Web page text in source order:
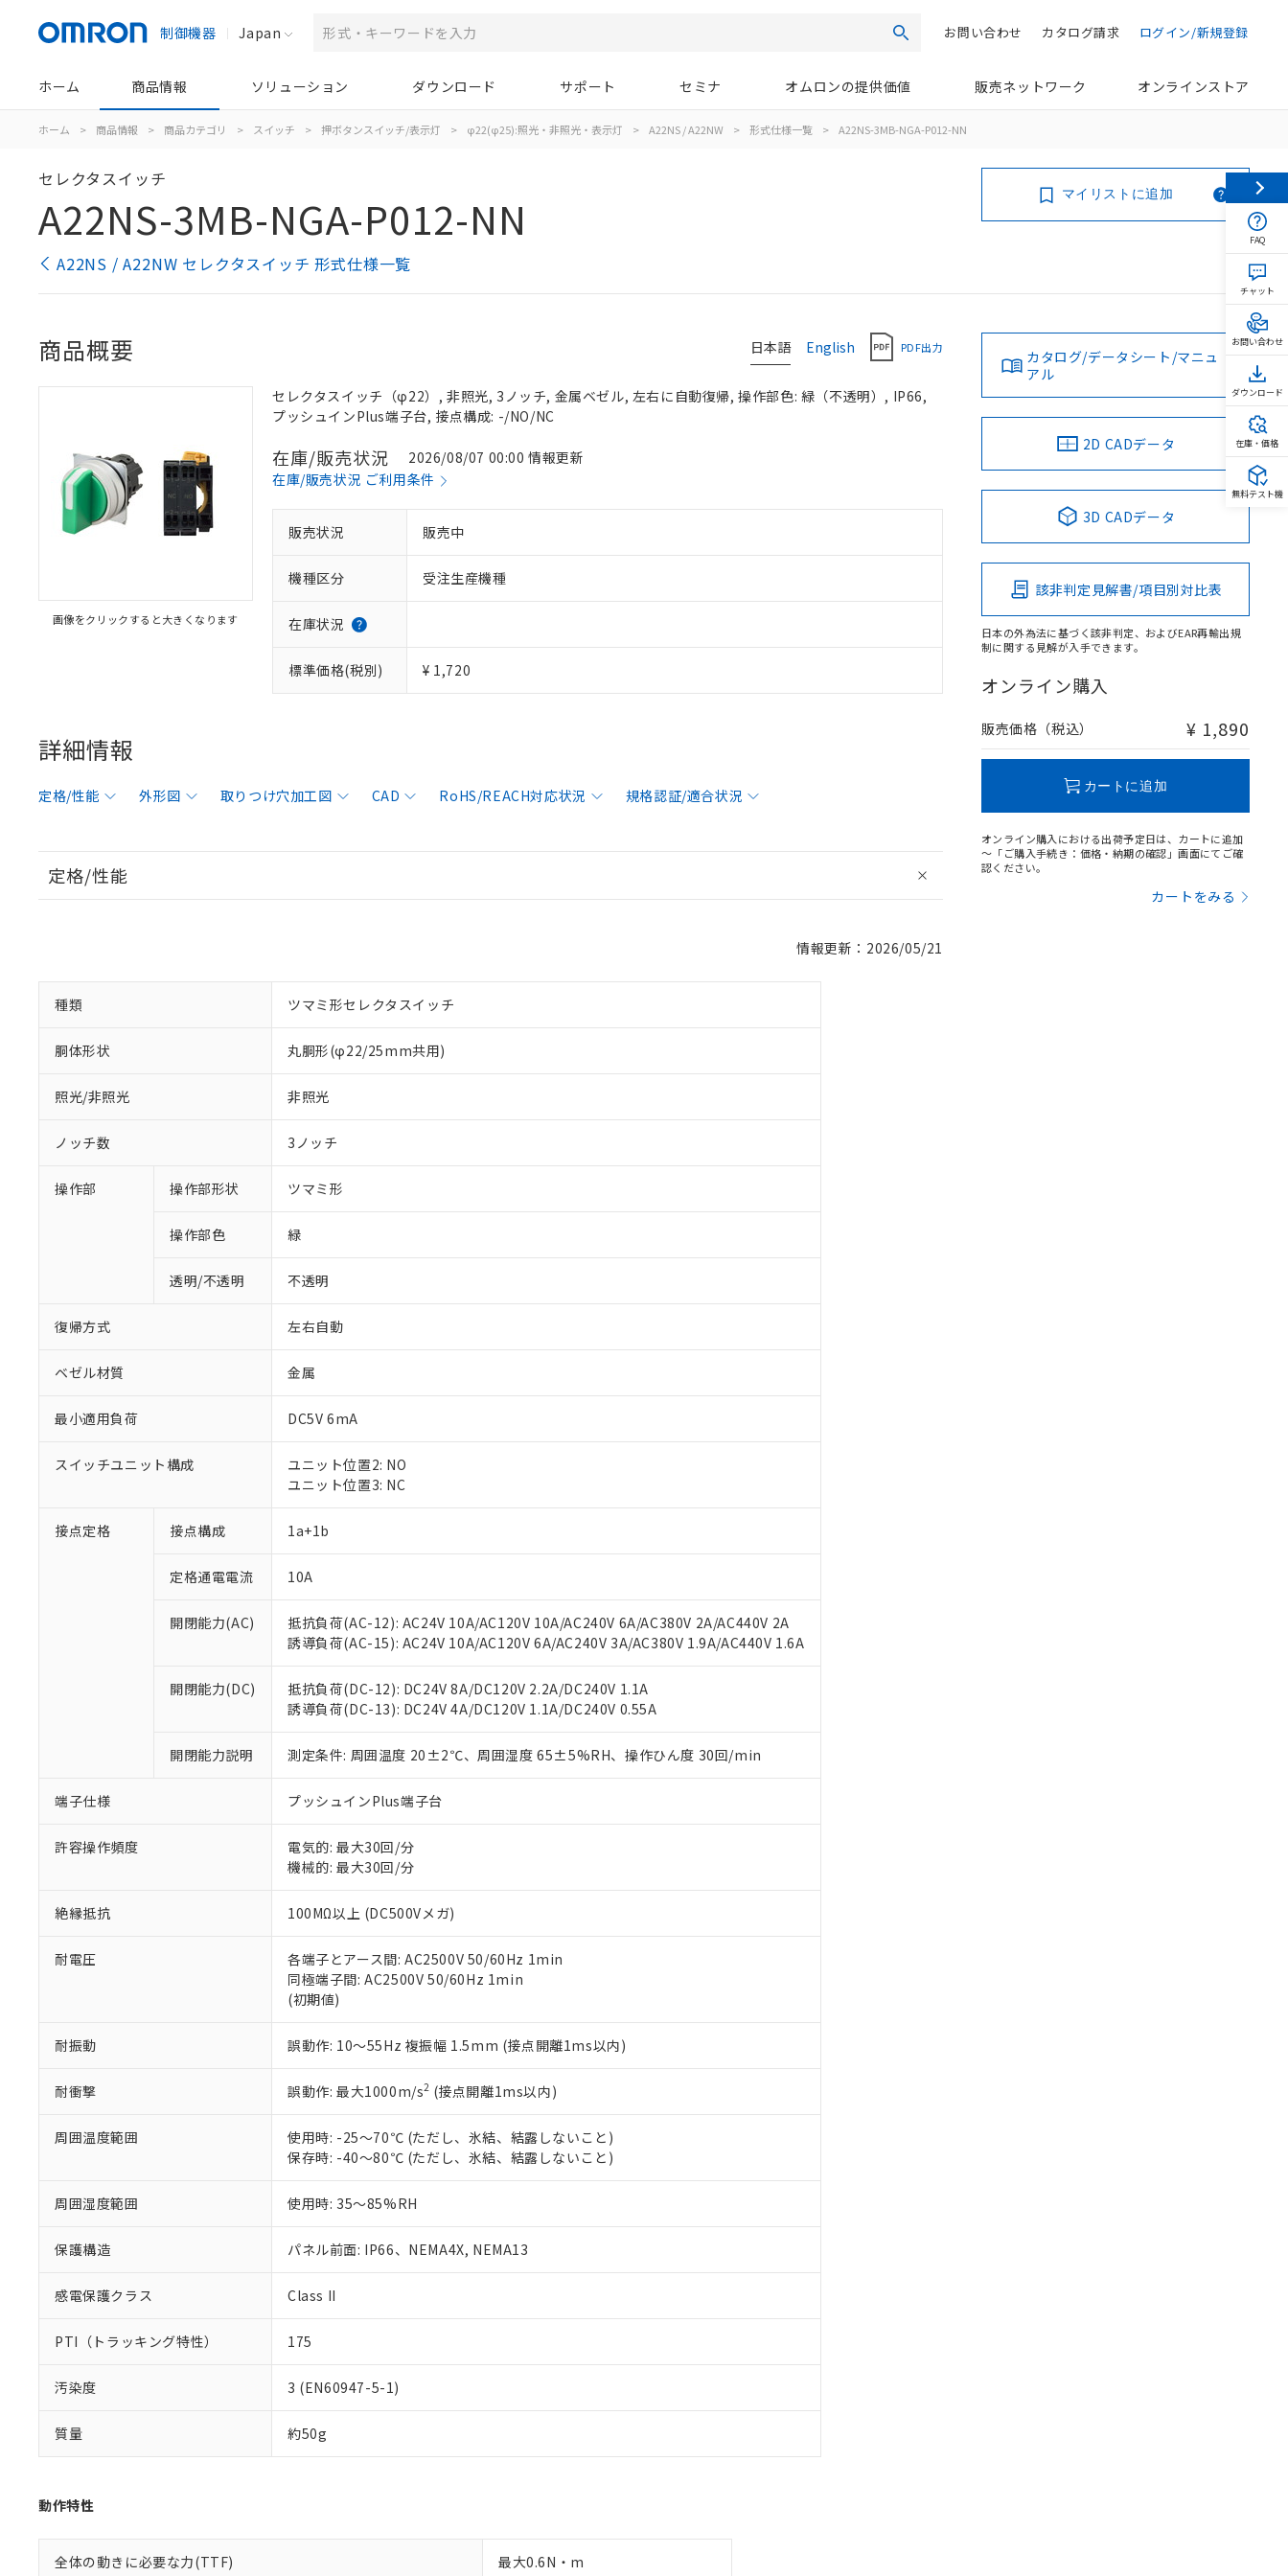
制御機器 Japan 検索 ログイン/新規登録
カタログ請求
お問い合わせ
ホーム 商品情報 ソリューション ダウンロード サポート セミナ オムロンの提供価値 販売ネットワーク オンラインストア
ホーム > 商品情報 > 商品カテゴリ > スイッチ > 押ボタンスイッチ/表示灯 > φ22(φ25):照光・非照光・表示灯 > A22NS / A22NW > 形式仕様一覧 > A22NS-3MB-NGA-P012-NN
セレクタスイッチ
A22NS-3MB-NGA-P012-NN
A22NS / A22NW セレクタスイッチ 形式仕様一覧
マイリストに追加
日本語 English PDF出力
商品概要
画像をクリックすると大きくなります
セレクタスイッチ（φ22）, 非照光, 3ノッチ, 金属ベゼル, 左右に自動復帰, 操作部色: 緑（不透明）, IP66,
プッシュインPlus端子台, 接点構成: -/NO/NC
在庫/販売状況
2026/08/07 00:00 情報更新
在庫/販売状況 ご利用条件
販売状況 販売中
機種区分 受注生産機種
在庫状況
標準価格(税別) ¥ 1,720
詳細情報
定格/性能 外形図 取りつけ穴加工図 CAD RoHS/REACH対応状況 規格認証/適合状況
定格/性能
情報更新：2026/05/21
種類 ツマミ形セレクタスイッチ
胴体形状 丸胴形(φ22/25mm共用)
照光/非照光 非照光
ノッチ数 3ノッチ
操作部 操作部形状 ツマミ形
操作部色 緑
透明/不透明 不透明
復帰方式 左右自動
ベゼル材質 金属
最小適用負荷 DC5V 6mA
スイッチユニット構成
ユニット位置2: NO
ユニット位置3: NC
接点定格 接点構成 1a+1b
定格通電電流 10A
開閉能力(AC)
抵抗負荷(AC-12): AC24V 10A/AC120V 10A/AC240V 6A/AC380V 2A/AC440V 2A
誘導負荷(AC-15): AC24V 10A/AC120V 6A/AC240V 3A/AC380V 1.9A/AC440V 1.6A
開閉能力(DC)
抵抗負荷(DC-12): DC24V 8A/DC120V 2.2A/DC240V 1.1A
誘導負荷(DC-13): DC24V 4A/DC120V 1.1A/DC240V 0.55A
開閉能力説明 測定条件: 周囲温度 20±2℃、周囲湿度 65±5%RH、操作ひん度 30回/min
端子仕様 プッシュインPlus端子台
許容操作頻度
電気的: 最大30回/分
機械的: 最大30回/分
絶縁抵抗 100MΩ以上 (DC500Vメガ)
耐電圧
各端子とアース間: AC2500V 50/60Hz 1min
同極端子間: AC2500V 50/60Hz 1min
(初期値)
耐振動 誤動作: 10～55Hz 複振幅 1.5mm (接点開離1ms以内)
耐衝撃 誤動作: 最大1000m/s2 (接点開離1ms以内)
周囲温度範囲
使用時: -25～70℃ (ただし、氷結、結露しないこと)
保存時: -40～80℃ (ただし、氷結、結露しないこと)
周囲湿度範囲 使用時: 35～85%RH
保護構造 パネル前面: IP66、NEMA4X, NEMA13
感電保護クラス Class II
PTI（トラッキング特性） 175
汚染度 3 (EN60947-5-1)
質量 約50g
動作特性
全体の動きに必要な力(TTF) 最大0.6N・m
カタログ/データシート/マニュ
アル
2D CADデータ
3D CADデータ
該非判定見解書/項目別対比表
日本の外為法に基づく該非判定、およびEAR再輸出規
制に関する見解が入手できます。
オンライン購入
販売価格（税込） ¥ 1,890
カートに追加
オンライン購入における出荷予定日は、カートに追加
～「ご購入手続き：価格・納期の確認」画面にてご確
認ください。
カートをみる
ご利用条件
以下の条件をお読みいただき、同意のうえご利用ください。
本サービスは、当社制御機器事業取扱商品の当社在庫状況および標準価格(税抜)を提供させていただ
くものです。
当社制御機器事業取扱商品の中には、本サービスの対象外となる商品もあることをご了承ください。
在庫状況および標準価格照会結果は、記載している更新日時点での社内データに基づき作成されるも
い。
正式な納期状況および標準価格はお客様のお取引先、またはお客様担当のオムロン制御機器販売店・
当社販売員にご相談ください。
在庫状況および標準価格結果を当社の事前の承諾なく第三者に漏洩または開示しないようお願いしま
す。
マイパーツ機能（部品リスト作成サービス）をご利用いただくには、I-Webメンバーズにご登録され
ている必要があります。
が、当社の製品・サービスに関するお客様との取引・商談に必要な範囲で利用することをご了承くだ
さい。
※当社の共同利用者とは、
"個人情報の共同利用に関して"
いる法人を指します。
※1 対応状況
対応予定：EU RoHS指令（10物質）の非含有に対応した製品に切り替える予定のある商品です。
対応予定なし：EU RoHS指令（10物質）の非含有に非対応の商品で、対応品を出す予定はありません。
調査・確認中：EU RoHS指令（10物質）の非含有の対応状況を調査中または確認中の商品です。
非該当品：ライセンス料など無形物で、有害物質有無と関係のない商品です。
があります。
*EU RoHS指令（10物質）：
鉛(Pb) 1000ppm以下、 水銀(Hg) 1000ppm以下、 カドミウム(Cd) 100ppm以下、
六価クロム(Cr(Ⅵ)) 1000ppm以下、ポリ臭化ビフェニル類(PBB) 1000ppm以下、ポリ臭化ジフェニルエーテル類(PBDE) 1000ppm以下、
フタル酸ビス(2-エチルヘキシル) (DEHP)(別名：DOP) 1000ppm以下、フタル酸ブチルベンジル（BBP） 1000ppm以下、フタル酸ジブチ
ル（DBP） 1000ppm以下、フタル酸ジイソブチル (DIBP) 1000ppm以下
但し、RoHS指令で産業用監視および制御機器に対する適用除外項目は除く。
フタル酸エステル類の４物質については閾値を超える意図的な使用がないことを確認しています。
※2 対応予定月
部品在庫の切り替え状況などにより、予定月が前後することがあります。
※3 非含有証明書ダウンロード
下記の非含有証明書をダウンロードすることができます。
EU RoHS指令（10物質）の非含有証明書
51物質の非含有証明書（当社基準）
また、RoHS指令のフタル酸エステル類４物質の対応では、対応完了までの期間は出荷製品に未対応品が
混在することから備考欄に対応日を記載しておりました。
既に当社にて対応品への在庫切替を完了していることから、特段のことがない限り、2022年1月12日よ
り割愛しております。
※1 中国RoHS○×表
「○」：最大均質材料含有率が中国RoHSの基準値以下であることを示します。
「×」：最大均質材料含有率が中国RoHSの基準値を超えていることを示します。
「－」：未確認です。当社販売部門へお問い合わせください。
Pb(鉛) :1000ppm、 Hg(水銀) : 1000ppm、 Cd(カドミウム) : 100ppm、
DEHP(フタル酸ビス(2-エチルヘキシル)) : 1000ppm
※2 環境保護使用期限
「10」：通常の使用状況下において有害物質が外部に漏えいし、環境に深刻な影響を及ぼさない年数を意
味します。
「－」：未確認です。当社販売部門へお問い合わせください。
う）を輸出または国外への提供する場合は、日本国政府の輸出許可(または役務取引許可)を取得する
などの必要な手続きをとります。
当社は規制貨物を破棄する場合は、完全に破砕するなど、違法に輸出されないよう必要な手段を講じ
ます。
当社は貴社製品を、核兵器、ミサイル、化学兵器、生物兵器またはその他武器並びにこれらの製造装
置等に一切使用いたしません。
当社は、貴社製品を第三者に販売する場合は、上記1、2および3の内容を当該第三者に通知します。
たしません。
合意する キャンセル
記
説明
△ 一定数には満たないが在庫あり
－
在庫なし(最新の在庫状況については、お客様のお取引先、またはお客様担当のオムロン制御
空
白
受注生産機種、また在庫状況の情報を公開していない機種
FAQ
チャット
お問い合わせ
ダウンロード
在庫・価格
無料テスト機